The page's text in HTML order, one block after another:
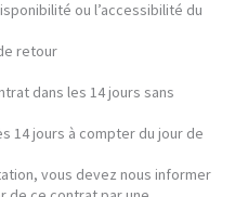
ou l’accessibilité du
retour
dans les 14 jours sans
14 jours à compter du jour de
vous devez nous informer